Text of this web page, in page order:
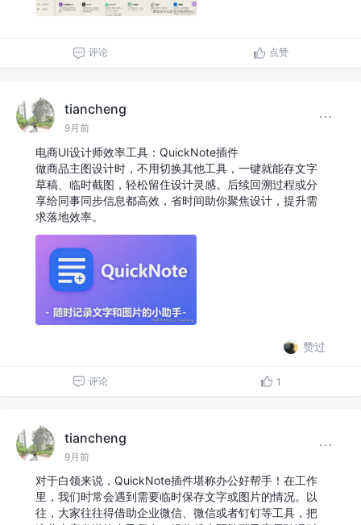
评论 点赞
tiancheng
9月前
电商UI设计师效率工具：QuickNote插件
做商品主图设计时，不用切换其他工具，一键就能存文字
草稿、临时截图，轻松留住设计灵感。后续回溯过程或分
享给同事同步信息都高效，省时间助你聚焦设计，提升需
求落地效率。
赞过
评论 1
tiancheng
9月前
对于白领来说，QuickNote插件堪称办公好帮手！在工作
里，我们时常会遇到需要临时保存文字或图片的情况。以
往，大家往往得借助企业微信、微信或者钉钉等工具，把